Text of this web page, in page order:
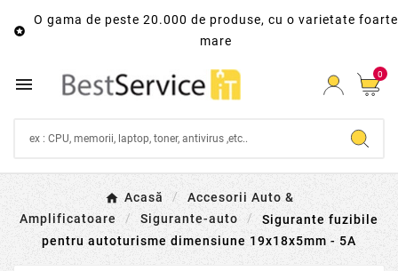

O gama de peste 20.000 de produse, cu o varietate foarte
mare
 0
Acasă
Accesorii Auto &
Amplificatoare
Sigurante-auto
Sigurante fuzibile
pentru autoturisme dimensiune 19x18x5mm - 5A